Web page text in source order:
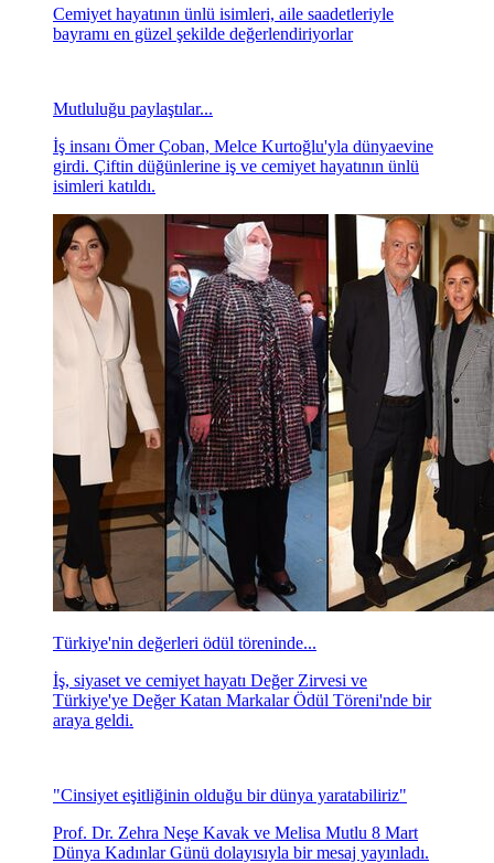
Cemiyet hayatının ünlü isimleri, aile saadetleriyle
bayramı en güzel şekilde değerlendiriyorlar
Mutluluğu paylaştılar...
İş insanı Ömer Çoban, Melce Kurtoğlu'yla dünyaevine
girdi. Çiftin düğünlerine iş ve cemiyet hayatının ünlü
isimleri katıldı.
Türkiye'nin değerleri ödül töreninde...
İş, siyaset ve cemiyet hayatı Değer Zirvesi ve
Türkiye'ye Değer Katan Markalar Ödül Töreni'nde bir
araya geldi.
"Cinsiyet eşitliğinin olduğu bir dünya yaratabiliriz"
Prof. Dr. Zehra Neşe Kavak ve Melisa Mutlu 8 Mart
Dünya Kadınlar Günü dolayısıyla bir mesaj yayınladı.